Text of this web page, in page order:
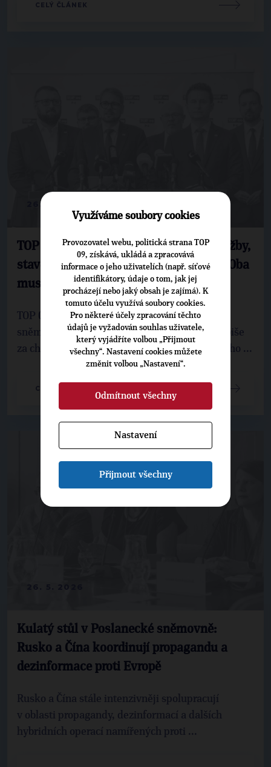
CELÝ ČLÁNEK
26. 5. 2026
TOP 09: Klempíř ničí média veřejné služby,
stavební zákon Mrázové je katastrofa. Oba
musí skončit
TOP 09 před dnešním jednáním Poslanecké
sněmovny ostře kritizovala vládu Andreje Babiše
za chaos kolem médií veřejné služby, stavebního ...
CELÝ ČLÁNEK
Kulatý stůl v Poslanecké sněmovně:
Rusko a Čína koordinují propagandu a
dezinformace proti Evropě
Rusko a Čína stále intenzivněji spolupracují
v oblasti propagandy, dezinformací a dalších
hybridních operací namířených proti ...
Využíváme soubory cookies
Provozovatel webu, politická strana TOP
09, získává, ukládá a zpracovává
informace o jeho uživatelích (např. síťové
identifikátory, údaje o tom, jak jej
procházejí nebo jaký obsah je zajímá). K
tomuto účelu využívá soubory cookies.
Pro některé účely zpracování těchto
údajů je vyžadován souhlas uživatele,
který vyjádříte volbou „Přijmout
všechny“. Nastavení cookies můžete
změnit volbou „Nastavení“.
Odmítnout všechny
Nastavení
Přijmout všechny